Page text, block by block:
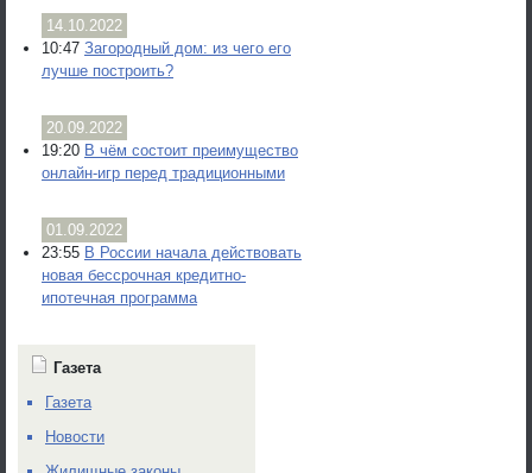
14.10.2022
10:47 Загородный дом: из чего его
лучше построить?
20.09.2022
19:20 В чём состоит преимущество
онлайн-игр перед традиционными
01.09.2022
23:55 В России начала действовать
новая бессрочная кредитно-
ипотечная программа
Газета
Газета
Новости